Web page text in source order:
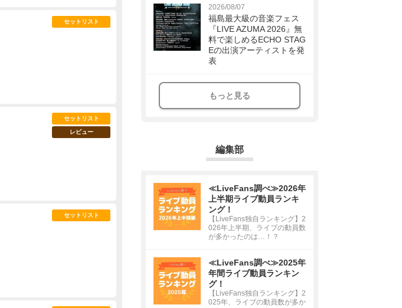
セットリスト
セットリスト
レビュー
セットリスト
2026/08/07
福島最大級の音楽フェス
『LIVE AZUMA 2026』無
料で楽しめるECHO STAG
Eの出演アーティストを発
表
もっと見る
編集部
≪LiveFans調べ≫2026年
上半期ライブ動員ランキ
ング！
【LiveFans独自ランキング】2
026年上半期、ライブの動員数
が多かったのは…！？
≪LiveFans調べ≫2025年
年間ライブ動員ランキン
グ！
【LiveFans独自ランキング】2
025年、ライブの動員数が多か